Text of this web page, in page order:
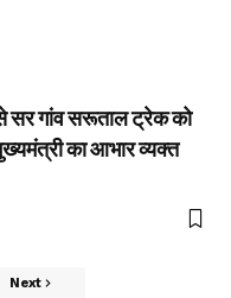
से सर गांव सरूताल ट्रेक को
का आभार व्यक्त
Next